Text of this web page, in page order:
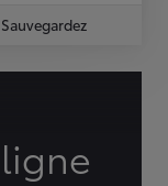
Sauvegardez